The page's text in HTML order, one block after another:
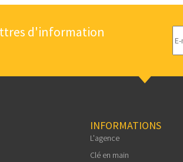
d'information
INFORMATIONS
L'agence
Clé en main